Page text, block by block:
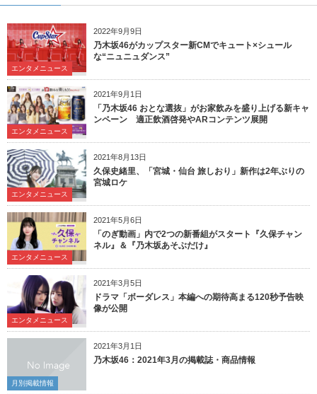
2022年9月9日
エンタメニュース
乃木坂46がカップスター新CMでキュート×シュール
な“ニュニュダンス”
2021年9月1日
エンタメニュース
「乃木坂46 おとな選抜」がお家飲みを盛り上げる新キャ
ンペーン 適正飲酒啓発やARコンテンツ展開
2021年8月13日
エンタメニュース
久保史緒里、「宮城・仙台 旅しおり」新作は2年ぶりの
宮城ロケ
2021年5月6日
エンタメニュース
「のぎ動画」内で2つの新番組がスタート『久保チャン
ネル』＆『乃木坂あそぶだけ』
2021年3月5日
エンタメニュース
ドラマ「ボーダレス」本編への期待高まる120秒予告映
像が公開
2021年3月1日
月別掲載情報
乃木坂46：2021年3月の掲載誌・商品情報